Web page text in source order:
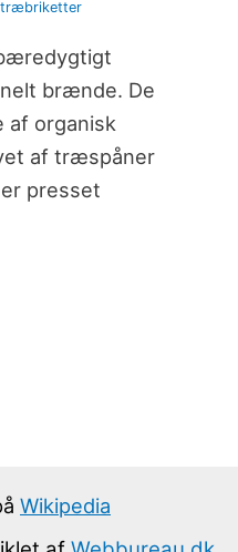
træbriketter
brænde. De
af organisk
af træspåner
presset
Wikipedia